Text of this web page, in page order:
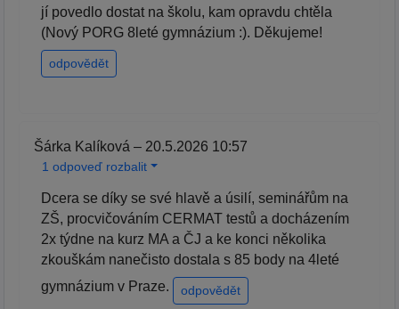
jí povedlo dostat na školu, kam opravdu chtěla
(Nový PORG 8leté gymnázium :). Děkujeme!
odpovědět
Šárka Kalíková – 20.5.2026 10:57
1 odpoveď rozbalit
Dcera se díky se své hlavě a úsilí, seminářům na
ZŠ, procvičováním CERMAT testů a docházením
2x týdne na kurz MA a ČJ a ke konci několika
zkouškám nanečisto dostala s 85 body na 4leté
gymnázium v Praze.
odpovědět